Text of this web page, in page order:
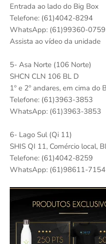
Entrada ao lado do Big Box
Telefone: (61)4042-8294
WhatsApp: (61)99360-0759
Assista ao vídeo da unidade
5- Asa Norte (106 Norte)
SHCN CLN 106 BL D
1º e 2º andares, em cima do
Telefone: (61)3963-3853
WhatsApp: (61)3963-3853
6- Lago Sul (Qi 11)
SHIS QI 11, Comércio local,
Telefone: (61)4042-8259
WhatsApp: (61)98611-7154